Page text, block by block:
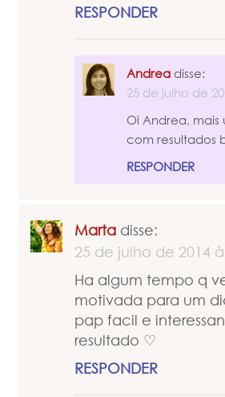
RESPONDER
Andrea disse:
25 de julho de
Oi Andrea,
com resultados
RESPONDER
Marta disse:
25 de julho de 2014
Ha algum tempo q
motivada para um
pap facil e
resultado ♡
RESPONDER